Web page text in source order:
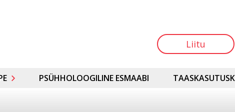
Liitu
PSÜHHOLOOGILINE ESMAABI